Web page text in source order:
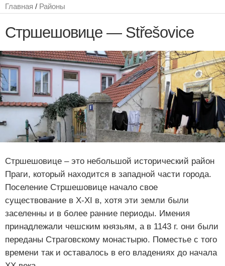
Главная / Районы
Стршешовице — Střešovice
Стршешовице – это небольшой исторический район
Праги, который находится в западной части города.
Поселение Стршешовице начало свое
существование в X-XI в, хотя эти земли были
заселенны и в более ранние периоды. Имения
принадлежали чешским князьям, а в 1143 г. они были
переданы Страговскому монастырю. Поместье с того
времени так и оставалось в его владениях до начала